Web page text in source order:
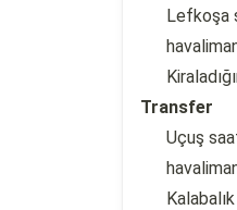
Lefkoşa
Transfer
Uçuş